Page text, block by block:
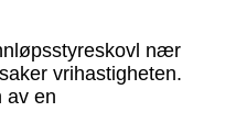
nær
vrihastigheten.
av en